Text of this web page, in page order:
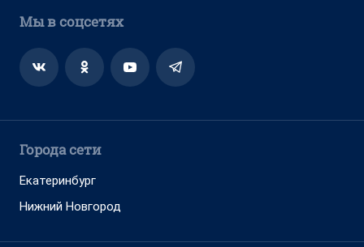
Мы в соцсетях
Города сети
Екатеринбург
Нижний Новгород